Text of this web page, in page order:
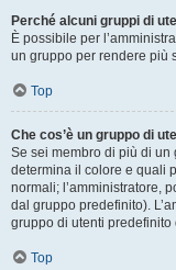
Perché alcuni gruppi di
È possibile per
un gruppo per rendere più
Top
Che cos’è un gruppo di
Se sei membro di più di
determina il colore e quali
normali; l’amministratore,
dal gruppo predefinito).
gruppo di utenti
Top